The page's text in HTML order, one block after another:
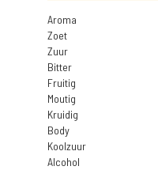
Aroma
Zoet
Zuur
Bitter
Fruitig
Moutig
Kruidig
Body
Koolzuur
Alcohol